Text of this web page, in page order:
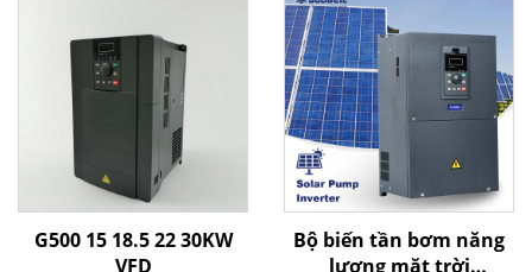
G500 15 18.5 22 30KW
VFD
Bộ biến tần bơm năng
lượng mặt trời